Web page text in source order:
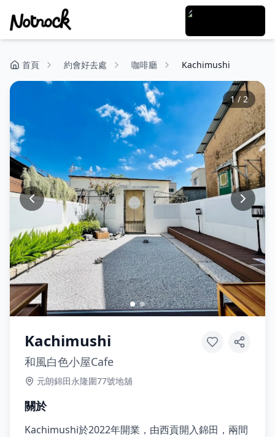
首頁 約會好去處 咖啡廳 Kachimushi
1/ 2
Kachimushi
和風白色小屋Cafe
元朗錦田永隆圍77號地舖
關於
Kachimushi於2022年開業，由西貢開入錦田，兩間